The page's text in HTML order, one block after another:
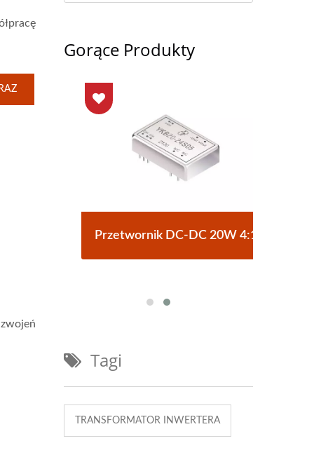
Gorące Produkty
Przetwornik DC-DC 20W 4:1
Tagi
TRANSFORMATOR INWERTERA